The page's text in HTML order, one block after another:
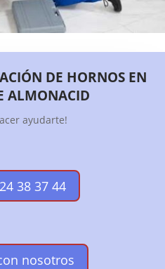
DE HORNOS EN
ALMONACID
ayudarte!
38 37 44
nosotros